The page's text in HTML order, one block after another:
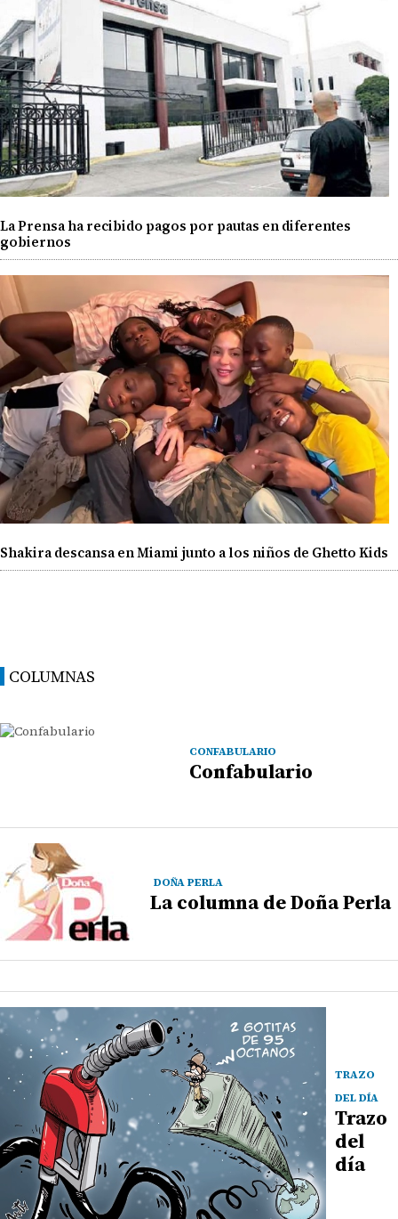
La Prensa ha recibido pagos por pautas en diferentes
gobiernos
Shakira descansa en Miami junto a los niños de Ghetto Kids
COLUMNAS
CONFABULARIO
Confabulario
DOÑA PERLA
La columna de Doña Perla
TRAZO
DEL DÍA
Trazo
del
día